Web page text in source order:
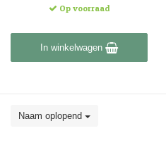
Op voorraad
In winkelwagen
Naam oplopend